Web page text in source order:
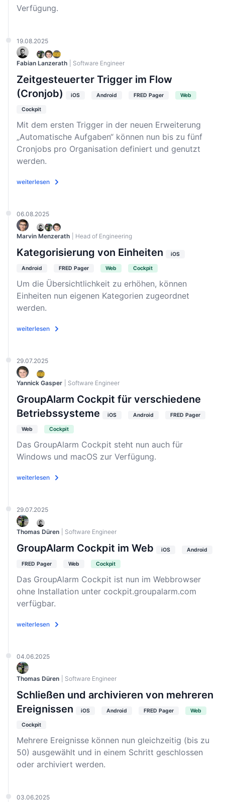
Verfügung.
19.08.2025
Fabian Lanzerath | Software Engineer
Zeitgesteuerter Trigger im Flow
(Cronjob)
iOS Android FRED Pager Web
Cockpit
Mit dem ersten Trigger in der neuen Erweiterung
„Automatische Aufgaben“ können nun bis zu fünf
Cronjobs pro Organisation definiert und genutzt
werden.
weiterlesen
06.08.2025
Marvin Menzerath | Head of Engineering
Kategorisierung von Einheiten iOS
Android FRED Pager Web Cockpit
Um die Übersichtlichkeit zu erhöhen, können
Einheiten nun eigenen Kategorien zugeordnet
werden.
weiterlesen
29.07.2025
Yannick Gasper | Software Engineer
GroupAlarm Cockpit für verschiedene
Betriebssysteme
iOS Android FRED Pager
Web Cockpit
Das GroupAlarm Cockpit steht nun auch für
Windows und macOS zur Verfügung.
weiterlesen
29.07.2025
Thomas Düren | Software Engineer
GroupAlarm Cockpit im Web iOS Android
FRED Pager Web Cockpit
Das GroupAlarm Cockpit ist nun im Webbrowser
ohne Installation unter cockpit.groupalarm.com
verfügbar.
weiterlesen
04.06.2025
Thomas Düren | Software Engineer
Schließen und archivieren von mehreren
Ereignissen
iOS Android FRED Pager Web
Cockpit
Mehrere Ereignisse können nun gleichzeitig (bis zu
50) ausgewählt und in einem Schritt geschlossen
oder archiviert werden.
03.06.2025